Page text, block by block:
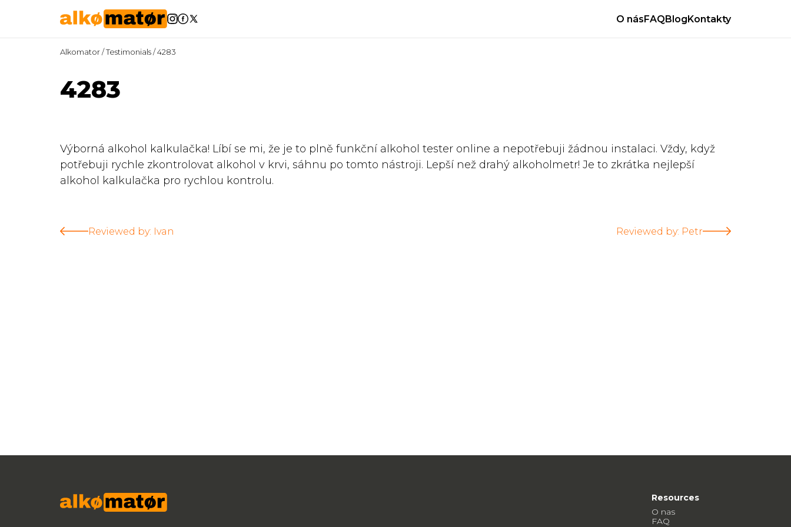
O násFAQBlogKontakty
Alkomator/Testimonials/4283
4283
Výborná alkohol kalkulačka! Líbí se mi, že je to plně funkční alkohol tester online a nepotřebuji žádnou instalaci. Vždy, když
potřebuji rychle zkontrolovat alkohol v krvi, sáhnu po tomto nástroji. Lepší než drahý alkoholmetr! Je to zkrátka nejlepší
alkohol kalkulačka pro rychlou kontrolu.
Reviewed by: Ivan Reviewed by: Petr
Resources
O nas
FAQ